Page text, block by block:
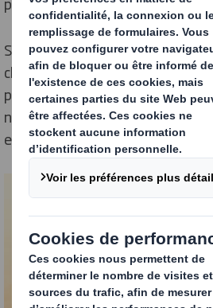
Si les e-commerçants ne sont
chaque entreprise doit
pour réduire son empreinte
nous vous expliquons comment
empreinte écologique à chaque